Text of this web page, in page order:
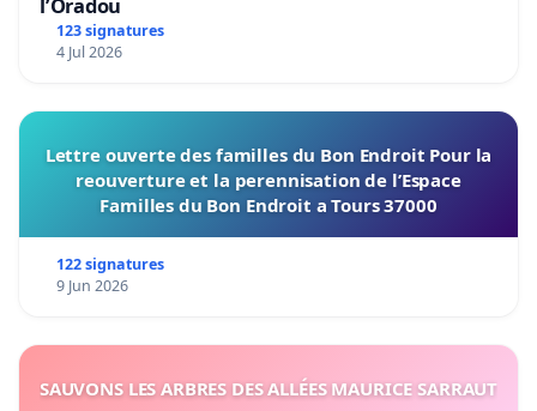
123 signatures
4 Jul 2026
Lettre ouverte des familles du Bon Endroit Pour la
reouverture et la perennisation de l’Espace
Familles du Bon Endroit a Tours 37000
122 signatures
9 Jun 2026
SAUVONS LES ARBRES DES ALLÉES MAURICE SARRAUT